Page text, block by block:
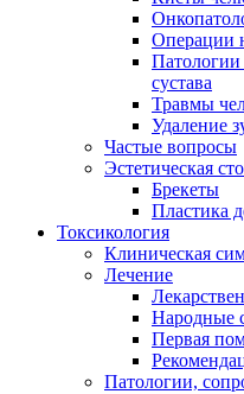
Операции
сустава
Травмы
Удаление
Частые вопросы
Эстетическая
Брекеты
Пластика
Токсикология
Клиническая
Лечение
Народные
Первая
Патологии,